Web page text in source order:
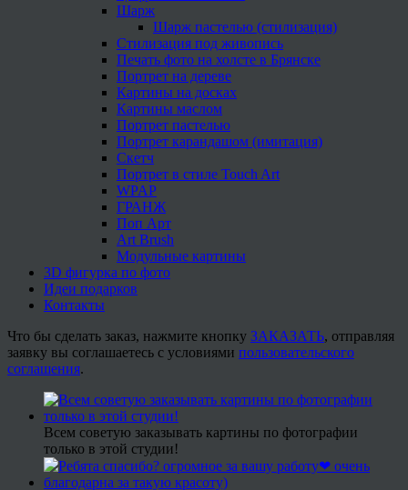
Шарж
Шарж пастелью (стилизация)
Стилизация под живопись
Печать фото на холсте в Брянске
Портрет на дереве
Картины на досках
Картины маслом
Портрет пастелью
Портрет карандашом (имитация)
Скетч
Портрет в стиле Touch Art
WPAP
ГРАНЖ
Поп Арт
Art Brush
Модульные картины
3D фигурка по фото
Идеи подарков
Контакты
Что бы сделать заказ, нажмите кнопку ЗАКАЗАТЬ, отправляя
заявку вы соглашаетесь с условиями пользовательского
соглашения.
Всем советую заказывать картины по фотографии
только в этой студии!